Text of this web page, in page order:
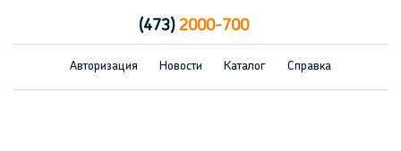
(473)2000-700
Авторизация Новости Каталог Справка